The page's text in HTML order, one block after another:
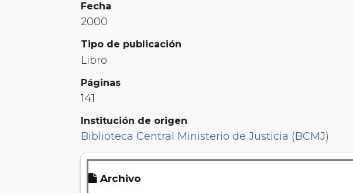
Fecha
2000
Tipo de publicación
Libro
Páginas
141
Institución de origen
Biblioteca Central Ministerio de Justicia (BCMJ)
Archivo